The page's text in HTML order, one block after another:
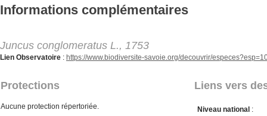
Aller au contenu principal
Informations complémentaires
Juncus conglomeratus L., 1753
Lien Observatoire : https://www.biodiversite-savoie.org/decouvrir/
Protections Liens vers
Aucune protection répertoriée. Niveau national :